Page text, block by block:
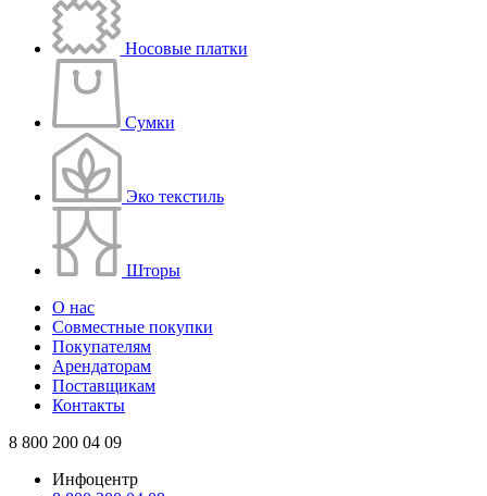
Носовые платки
Сумки
Эко текстиль
Шторы
О нас
Совместные покупки
Покупателям
Арендаторам
Поставщикам
Контакты
8 800 200 04 09
Инфоцентр